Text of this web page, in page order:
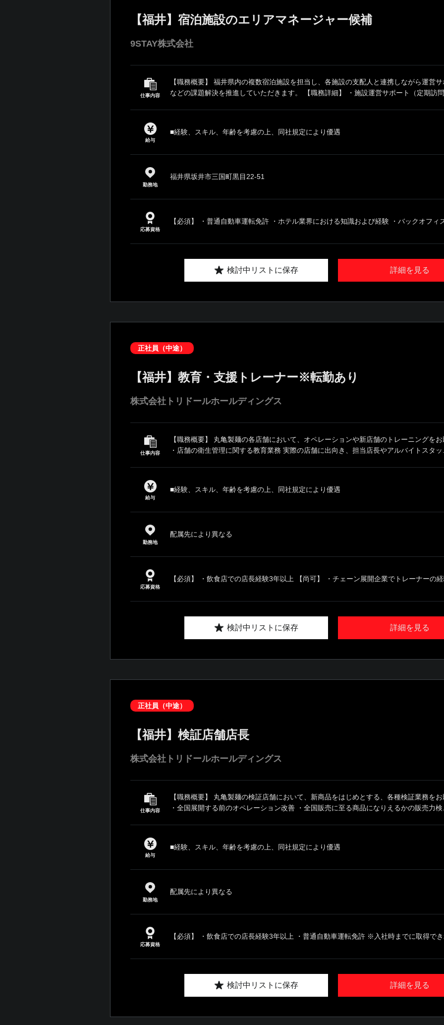
【福井】宿泊施設のエリアマネージャー候補
9STAY株式会社
仕事内容
【職務概要】 福井県内の複数宿泊施設を担当し、各施設の支配人と連携しながら運営
などの課題解決を推進していただきます。 【職務詳細】 ・施設運営サポート（定期訪問
給与
■経験、スキル、年齢を考慮の上、同社規定により優遇
勤務地
福井県坂井市三国町黒目22-51
応募資格
【必須】 ・普通自動車運転免許 ・ホテル業界における知識および経験 ・バックオフィ
詳細を見る
検討中リストに保存
正社員（中途）
【福井】教育・支援トレーナー※転勤あり
株式会社トリドールホールディングス
仕事内容
【職務概要】 丸亀製麺の各店舗において、オペレーションや新店舗のトレーニングをお
・店舗の衛生管理に関する教育業務 実際の店舗に出向き、担当店長やアルバイトスタッ...
給与
■経験、スキル、年齢を考慮の上、同社規定により優遇
勤務地
配属先により異なる
応募資格
【必須】 ・飲食店での店長経験3年以上 【尚可】 ・チェーン展開企業でトレーナーの経
詳細を見る
検討中リストに保存
正社員（中途）
【福井】検証店舗店長
株式会社トリドールホールディングス
仕事内容
【職務概要】 丸亀製麺の検証店舗において、新商品をはじめとする、各種検証業務をお
・全国展開する前のオペレーション改善 ・全国販売に至る商品になりえるかの販売力検...
給与
■経験、スキル、年齢を考慮の上、同社規定により優遇
勤務地
配属先により異なる
応募資格
【必須】 ・飲食店での店長経験3年以上 ・普通自動車運転免許 ※入社時までに取得でき
詳細を見る
検討中リストに保存